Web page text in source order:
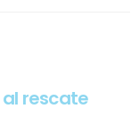
al rescate